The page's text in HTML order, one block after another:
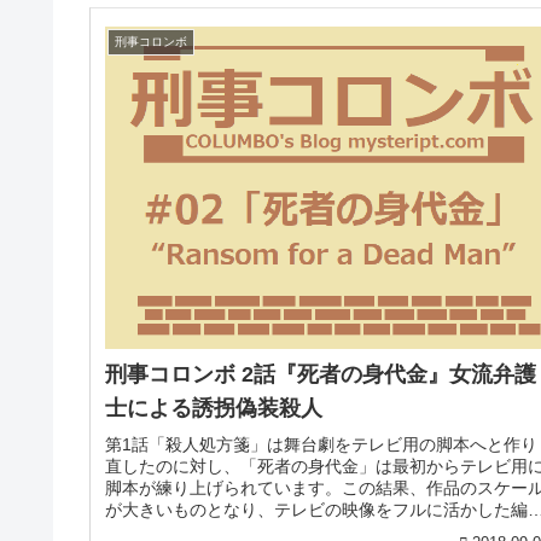
刑事コロンボ
刑事コロンボ 2話『死者の身代金』女流弁護
士による誘拐偽装殺人
第1話「殺人処方箋」は舞台劇をテレビ用の脚本へと作り
直したのに対し、「死者の身代金」は最初からテレビ用に
脚本が練り上げられています。この結果、作品のスケー
が大きいものとなり、テレビの映像をフルに活かした編集